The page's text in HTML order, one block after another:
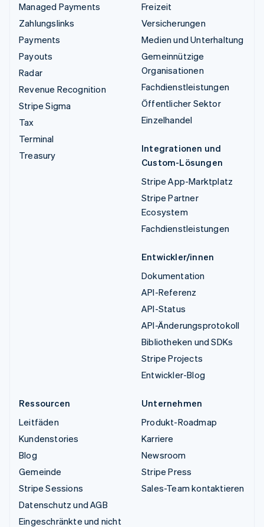
Managed Payments
Zahlungslinks
Payments
Payouts
Radar
Revenue Recognition
Stripe Sigma
Tax
Terminal
Treasury
Freizeit
Versicherungen
Medien und Unterhaltung
Gemeinnützige
Organisationen
Fachdienstleistungen
Öffentlicher Sektor
Einzelhandel
Integrationen und
Custom-Lösungen
Stripe App-Marktplatz
Stripe Partner
Ecosystem
Fachdienstleistungen
Entwickler/innen
Dokumentation
API-Referenz
API-Status
API-Änderungsprotokoll
Bibliotheken und SDKs
Stripe Projects
Entwickler-Blog
Ressourcen
Leitfäden
Kundenstories
Blog
Gemeinde
Stripe Sessions
Datenschutz und AGB
Eingeschränkte und nicht
Unternehmen
Produkt-Roadmap
Karriere
Newsroom
Stripe Press
Sales-Team kontaktieren